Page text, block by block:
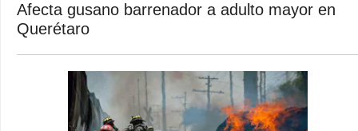
Afecta gusano barrenador a adulto mayor en
Querétaro